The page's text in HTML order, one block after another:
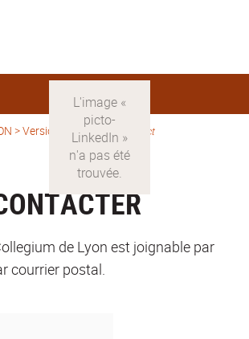
>Version française> Contact
de Lyon est joignable par
courrier postal.